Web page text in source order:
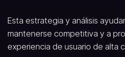
Esta estrategia y análisis
mantenerse competitiva y a
experiencia de usuario de alta